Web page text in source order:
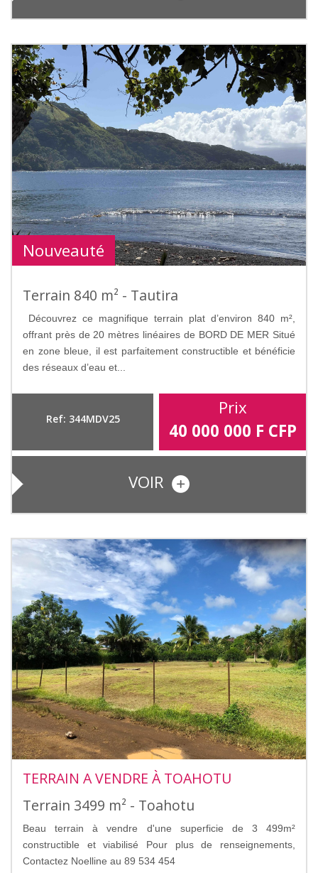
Nouveauté
Terrain 840 m² - Tautira
Découvrez ce magnifique terrain plat d’environ 840 m²,
offrant près de 20 mètres linéaires de BORD DE MER Situé
en zone bleue, il est parfaitement constructible et bénéficie
des réseaux d’eau et...
Ref: 344MDV25
Prix
40 000 000 F CFP
VOIR
TERRAIN A VENDRE À TOAHOTU
Terrain 3499 m² - Toahotu
Beau terrain à vendre d'une superficie de 3 499m²
constructible et viabilisé Pour plus de renseignements,
Contactez Noelline au 89 534 454